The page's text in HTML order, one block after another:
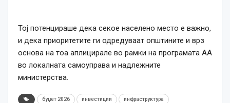
Тој потенцираше дека секое населено место е важно,
и дека приоритетите ги одредуваат општините и врз
основа на тоа аплицирале во рамки на програмата АА
во локалната самоуправа и надлежните
министерства.
буџет 2026 инвестиции инфраструктура